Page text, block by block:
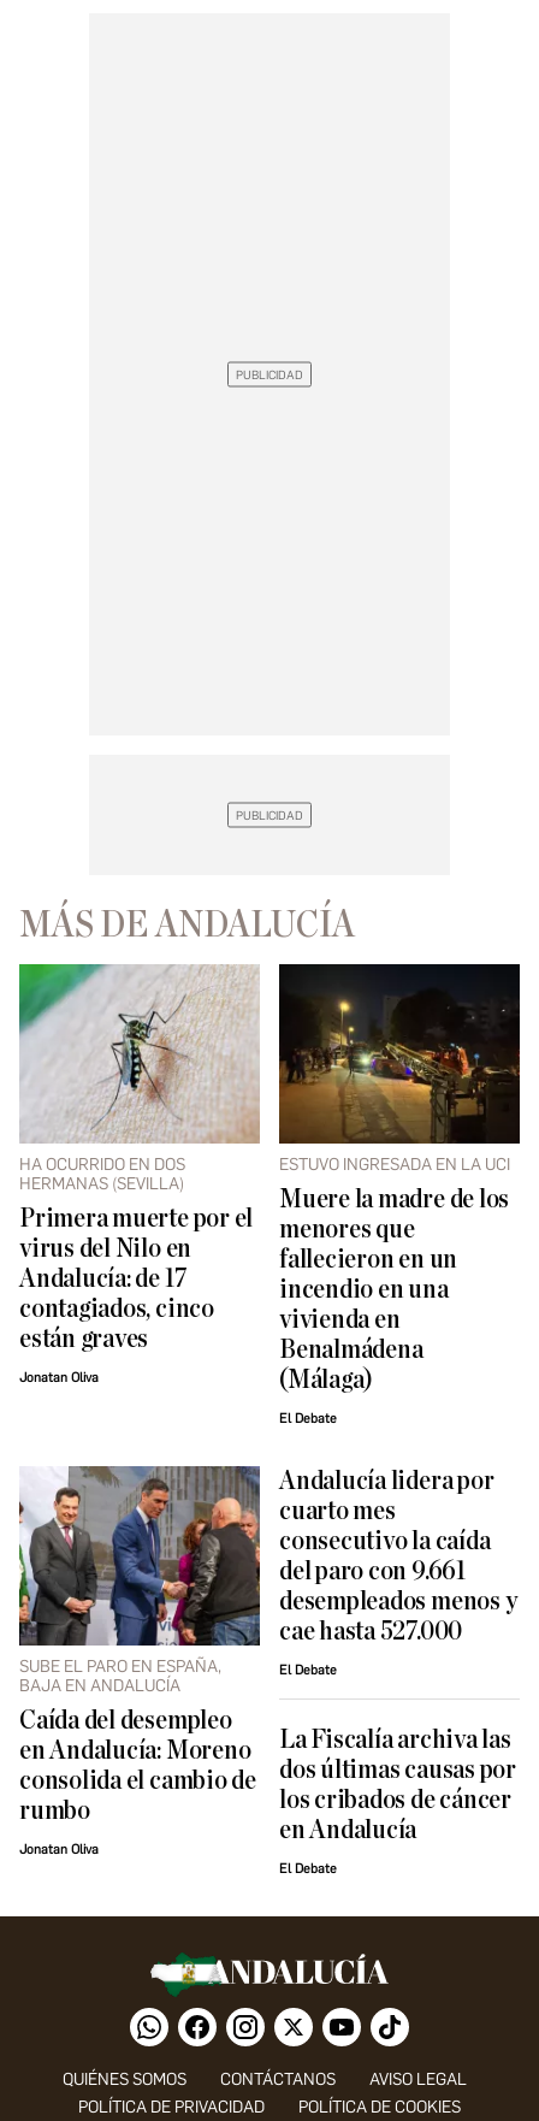
MÁS DE ANDALUCÍA
HA OCURRIDO EN DOS
HERMANAS (SEVILLA)
Primera muerte por el
virus del Nilo en
Andalucía: de 17
contagiados, cinco
están graves
Jonatan Oliva
ESTUVO INGRESADA EN LA UCI
Muere la madre de los
menores que
fallecieron en un
incendio en una
vivienda en
Benalmádena
(Málaga)
El Debate
SUBE EL PARO EN ESPAÑA,
BAJA EN ANDALUCÍA
Caída del desempleo
en Andalucía: Moreno
consolida el cambio de
rumbo
Jonatan Oliva
Andalucía lidera por
cuarto mes
consecutivo la caída
del paro con 9.661
desempleados menos y
cae hasta 527.000
El Debate
La Fiscalía archiva las
dos últimas causas por
los cribados de cáncer
en Andalucía
El Debate
QUIÉNES SOMOS CONTÁCTANOS
AVISO LEGAL
POLÍTICA DE PRIVACIDAD
POLÍTICA DE COOKIES